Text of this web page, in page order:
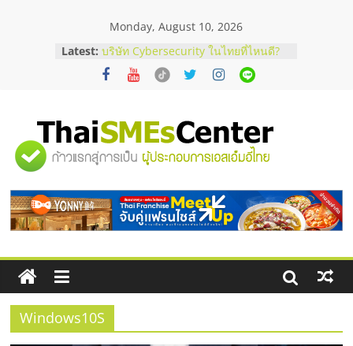
Monday, August 10, 2026
Latest: บริษัท Cybersecurity ในไทยที่ไหนดี?
วิธีเลือกผู้ให้บริการให้คุ้มค่าและตอบ
โจทย์ธุรกิจ
สัมมนาออนไลน์ โอกาสบริหารสถานี
บริการน้ำมัน Shell
สัมมนาลงทุน แฟรนไชส์ยอนนี่
ไชส์ ครั้งที่ 8
ร้านเครื่องเสียงคุณภาพสูง พร้อม
โซลูชันระบบภาพและเสียง
"ศูนย์
รวม
ข้อมูล
ธุรกิจ
SME
Windows10S